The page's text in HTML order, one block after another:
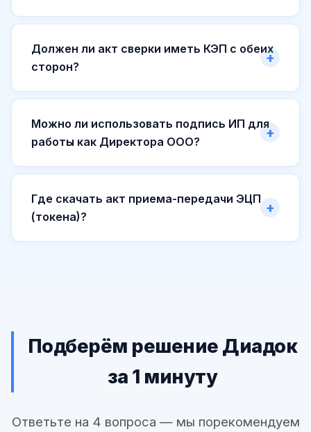
Должен ли акт сверки иметь КЭП с обеих
сторон?
Можно ли использовать подпись ИП для
работы как Директора ООО?
Где скачать акт приема-передачи ЭЦП
(токена)?
Подберём решение Диадок
за 1 минуту
Ответьте на 4 вопроса — мы порекомендуем